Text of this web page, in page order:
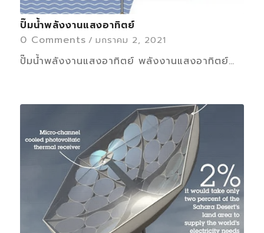
ปั๊มน้ำพลังงานแสงอาทิตย์
0 Comments / มกราคม 2, 2021
ปั๊มน้ำพลังงานแสงอาทิตย์ พลังงานแสงอาทิตย์…